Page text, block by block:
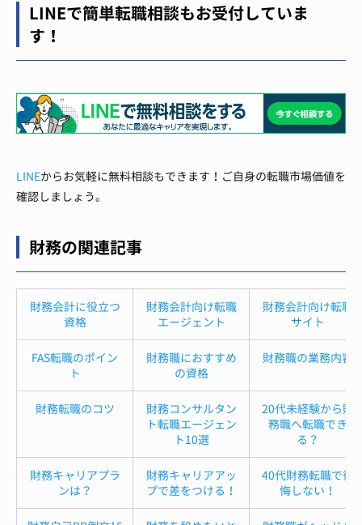
LINEで簡単転職相談もお受付していま
す！
LINEからお気軽に無料相談もできます！ご自身の転職市場価値を
確認しましょう。
財務の関連記事
財務会計に役立つ
資格
財務会計向け転職
エージェント
財務会計向け転職
サイト
FAS転職のポイン
ト
財務職におすすめ
の資格
財務職の業務内容
財務転職のコツ
財務コンサルタン
ト転職エージェン
ト10選
20代未経験から財
務職へ転職でき
る？
財務キャリアプラ
ンは？
財務キャリアアッ
プで差をつける！
40代財務転職で後
悔しない！